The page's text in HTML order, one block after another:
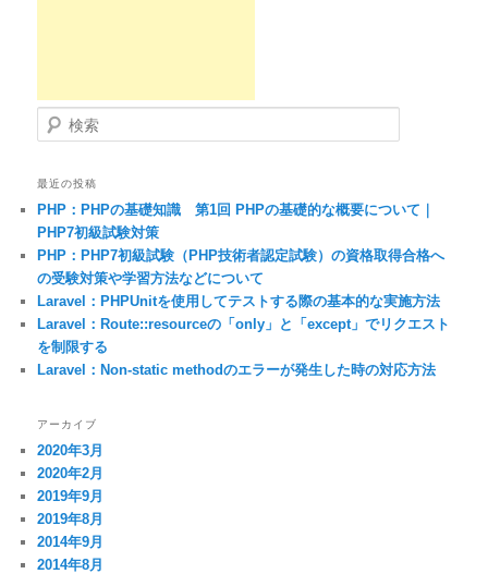
検索
最近の投稿
PHP：PHPの基礎知識 第1回 PHPの基礎的な概要について｜
PHP7初級試験対策
PHP：PHP7初級試験（PHP技術者認定試験）の資格取得合格へ
の受験対策や学習方法などについて
Laravel：PHPUnitを使用してテストする際の基本的な実施方法
Laravel：Route::resourceの「only」と「except」でリクエスト
を制限する
Laravel：Non-static methodのエラーが発生した時の対応方法
アーカイブ
2020年3月
2020年2月
2019年9月
2019年8月
2014年9月
2014年8月